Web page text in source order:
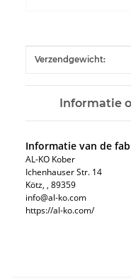
Verzendgewicht:
Informatie
Informatie van de
AL-KO Kober
Ichenhauser Str. 14
Kötz, , 89359
info@al-ko.com
https://al-ko.com/